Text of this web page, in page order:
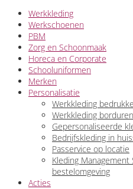
Werkkleding
Werkschoenen
PBM
Zorg en Schoonmaak
Horeca en Corporate
Schooluniformen
Merken
Personalisatie
Werkkleding
Werkkleding borduren
Gepersonaliseerde
Bedrijfskleding in
Passervice op locatie
Kleding
bestelomgeving
Acties